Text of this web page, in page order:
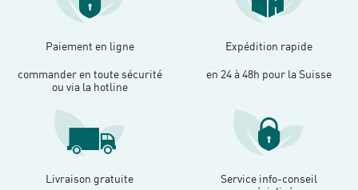
Paiement en ligne
commander en toute sécurité
ou via la hotline
Expédition rapide
en 24 à 48h pour la Suisse
Livraison gratuite
Service info-conseil